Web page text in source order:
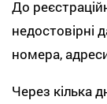
До
недостовірні
номера,
Через кілька